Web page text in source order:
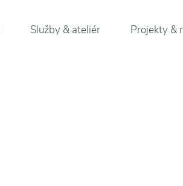
Služby & ateliér Projekty &